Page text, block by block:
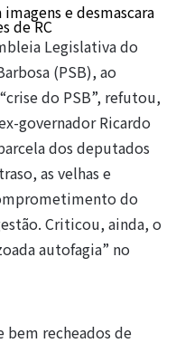
e desmascara
de RC
Legislativa do
(PSB), ao
do PSB”, refutou,
governador Ricardo
dos deputados
as velhas e
do
Criticou, ainda, o
autofagia” no
bem recheados de